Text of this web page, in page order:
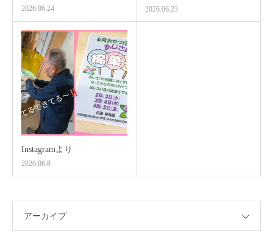
2026.06.24 2026.06.23
Instagramより
2026.06.8
アーカイブ